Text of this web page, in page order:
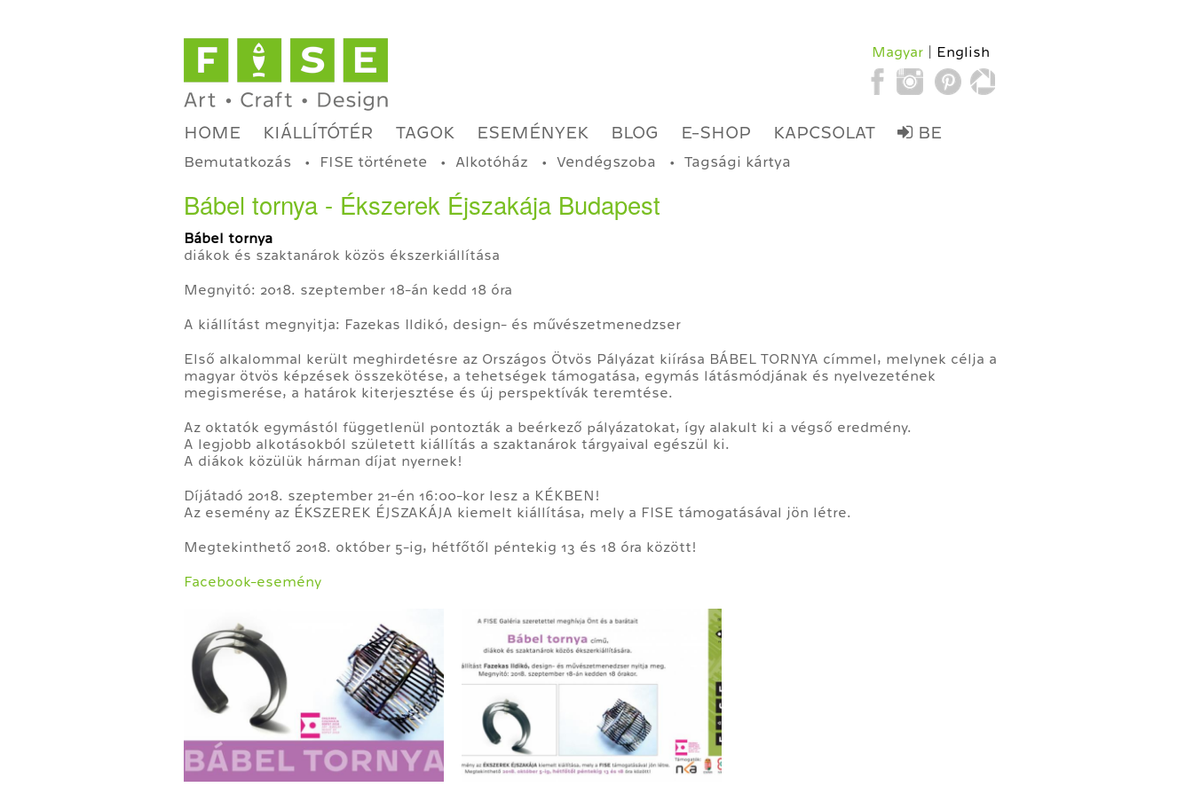
Magyar English
HOME KIÁLLÍTÓTÉR TAGOK ESEMÉNYEK BLOG E-SHOP KAPCSOLAT BE
Bemutatkozás FISE története Alkotóház Vendégszoba Tagsági kártya
Bábel tornya - Ékszerek Éjszakája Budapest
Bábel tornya
diákok és szaktanárok közös ékszerkiállítása
Megnyitó: 2018. szeptember 18-án kedd 18 óra
A kiállítást megnyitja: Fazekas Ildikó, design- és művészetmenedzser
Első alkalommal került meghirdetésre az Országos Ötvös Pályázat kiírása BÁBEL TORNYA címmel, melynek célja a
magyar ötvös képzések összekötése, a tehetségek támogatása, egymás látásmódjának és nyelvezetének
megismerése, a határok kiterjesztése és új perspektívák teremtése.
Az oktatók egymástól függetlenül pontozták a beérkező pályázatokat, így alakult ki a végső eredmény.
A legjobb alkotásokból született kiállítás a szaktanárok tárgyaival egészül ki.
A diákok közülük hárman díjat nyernek!
Díjátadó 2018. szeptember 21-én 16:00-kor lesz a KÉKBEN!
Az esemény az ÉKSZEREK ÉJSZAKÁJA kiemelt kiállítása, mely a FISE támogatásával jön létre.
Megtekinthető 2018. október 5-ig, hétfőtől péntekig 13 és 18 óra között!
Facebook-esemény